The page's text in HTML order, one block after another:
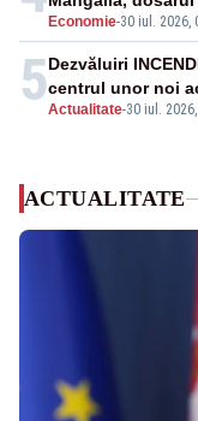
Economie-30 iul. 2026,
5Actualitate-30 iul. 2026,
Dezvăluiri
centrul unor noi
ACTUALITATE